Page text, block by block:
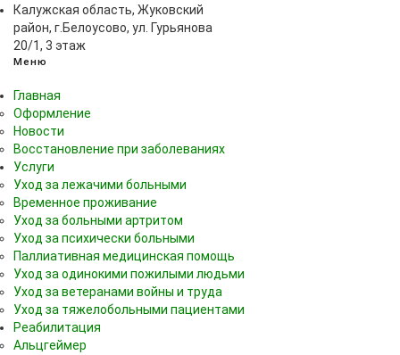
Калужская область, Жуковский
район, г.Белоусово, ул. Гурьянова
20/1, 3 этаж
Меню
Главная
Оформление
Новости
Восстановление при заболеваниях
Услуги
Уход за лежачими больными
Временное проживание
Уход за больными артритом
Уход за психически больными
Паллиативная медицинская помощь
Уход за одинокими пожилыми людьми
Уход за ветеранами войны и труда
Уход за тяжелобольными пациентами
Реабилитация
Альцгеймер